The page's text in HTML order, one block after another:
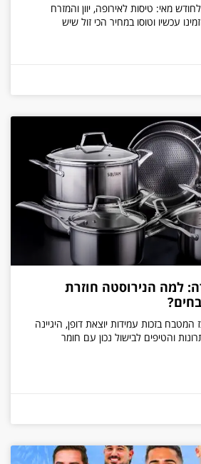
מאי: טיסות לאירופה, יוון והמזרח
עכשיו וטוסו במחיר הכי זול שיש
למה הנירוסטה חוזרת
בזכות עמידות יוצאת דופן, היגיינה
והטיפים לבישול נכון עם חומר